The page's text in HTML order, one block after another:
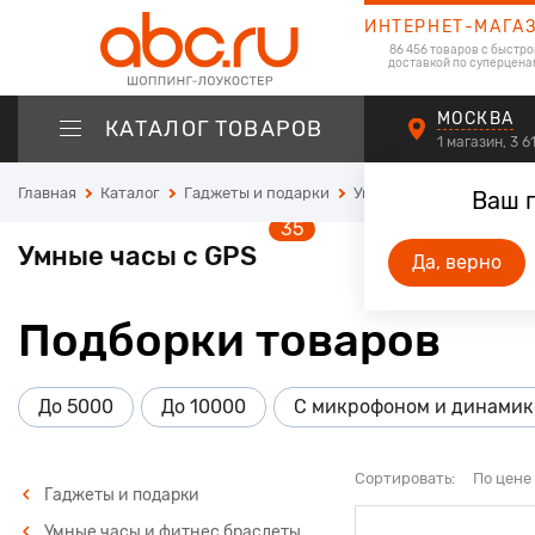
ИНТЕРНЕТ-
86 456 товаров с
доставкой по
КАТАЛОГ ТОВАРОВ
Ваш
Да, верно
МОСКВА
1 магазин, 3
Главная Каталог Гаджеты и подарки Умные часы и фитнес
Умные часы с GPS
35
Подборки товаров
До 5000 До 10000 С микрофоном и
Гаджеты и подарки
Сортировать: По цене